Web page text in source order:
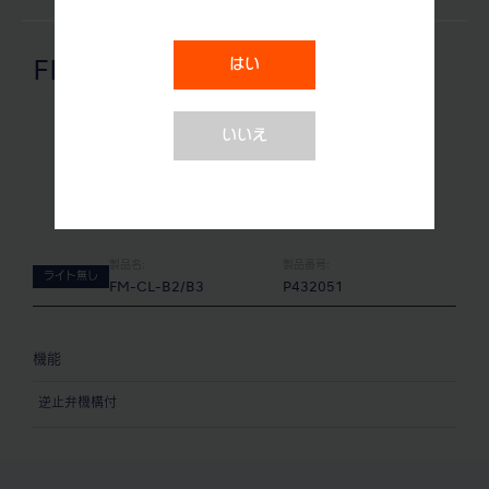
はい
いいえ
FM-CL-B2/B3
ライト無し
FM-CL-B2/B3 P432051
機能
逆止弁機構付